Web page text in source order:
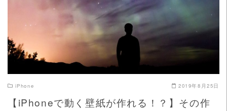
iPhone 2019年8月25日
【iPhoneで動く壁紙が作れる！？】その作